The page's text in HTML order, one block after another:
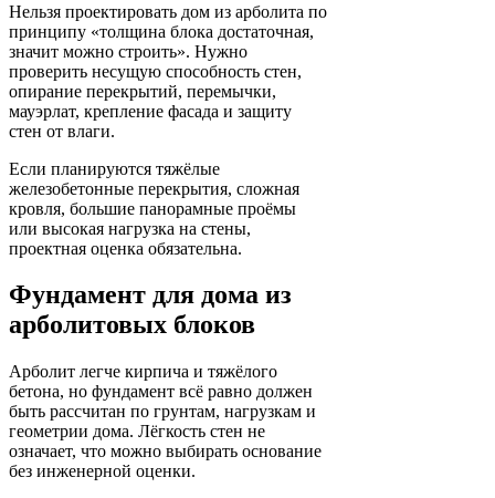
Нельзя проектировать дом из арболита по
принципу «толщина блока достаточная,
значит можно строить». Нужно
проверить несущую способность стен,
опирание перекрытий, перемычки,
мауэрлат, крепление фасада и защиту
стен от влаги.
Если планируются тяжёлые
железобетонные перекрытия, сложная
кровля, большие панорамные проёмы
или высокая нагрузка на стены,
проектная оценка обязательна.
Фундамент для дома из
арболитовых блоков
Арболит легче кирпича и тяжёлого
бетона, но фундамент всё равно должен
быть рассчитан по грунтам, нагрузкам и
геометрии дома. Лёгкость стен не
означает, что можно выбирать основание
без инженерной оценки.